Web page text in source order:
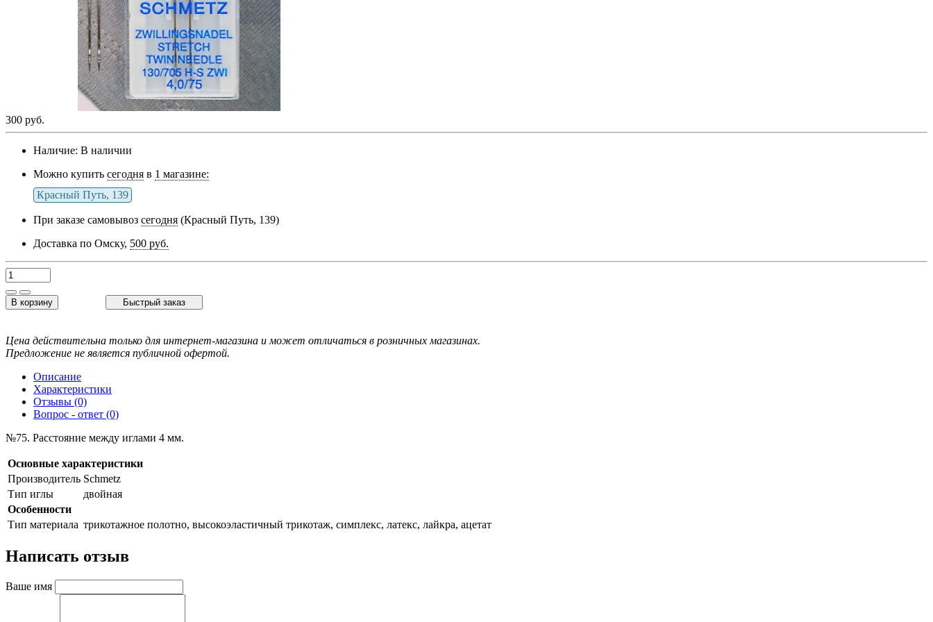
300 руб.
Наличие: В наличии
Можно купить сегодня в 1 магазине:
Красный Путь, 139
При заказе самовывоз сегодня (Красный Путь, 139)
Доставка по Омску, 500 руб.
В корзину Быстрый заказ
Цена действительна только для интернет-магазина и может отличаться в розничных магазинах.
Предложение не является публичной офертой.
Описание
Характеристики
Отзывы (0)
Вопрос - ответ (0)
№75. Расстояние между иглами 4 мм.
Основные характеристики
Производитель Schmetz
Тип иглы
двойная
Особенности
Тип материала трикотажное полотно, высокоэластичный трикотаж, симплекс, латекс, лайкра, ацетат
Написать отзыв
Ваше имя